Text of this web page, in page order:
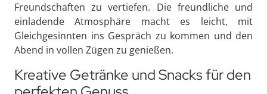
Freundschaften zu vertiefen. Die freundliche und
einladende Atmosphäre macht es leicht, mit
Gleichgesinnten ins Gespräch zu kommen und den
Abend in vollen Zügen zu genießen.
Kreative Getränke und Snacks für den